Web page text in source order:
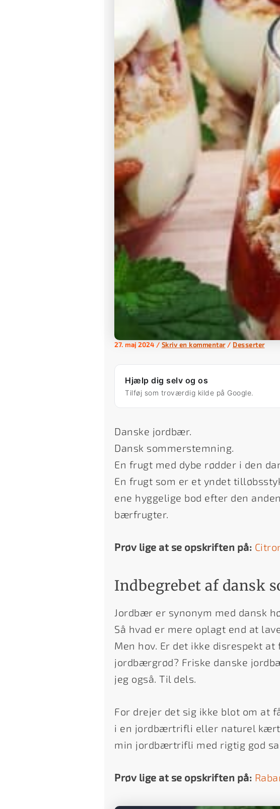
27. maj 2024 / Skriv en kommentar / Desserter
Hjælp dig selv og os
Tilføj som troværdig kilde på Google.
Danske jordbær.
Dansk sommerstemning.
En frugt med dybe rødder i den
En frugt som er et yndet
ene hyggelige bod efter den
bærfrugter.
Prøv lige at se opskriften på:
Indbegrebet af dansk
Jordbær er synonym med dansk
Så hvad er mere oplagt end at
Men hov. Er det ikke disrespekt
jordbærgrød? Friske danske
jeg også. Til dels.
For drejer det sig ikke blot om at
i en jordbærtrifli eller naturel
min jordbærtrifli med rigtig god
Prøv lige at se opskriften på: